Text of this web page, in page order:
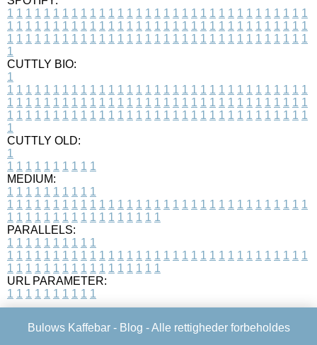
1 1 1 1 1 1 1 1 1 1 1 1 1 1 1 1 1 1 1 1 1 1 1 1 1 1 1 1 1 1 1 1 1
1 1 1 1 1 1 1 1 1 1 1 1 1 1 1 1 1 1 1 1 1 1 1 1 1 1 1 1 1 1 1 1 1
1 1 1 1 1 1 1 1 1 1 1 1 1 1 1 1 1 1 1 1 1 1 1 1 1 1 1 1 1 1 1 1 1
1
CUTTLY BIO:
1
1 1 1 1 1 1 1 1 1 1 1 1 1 1 1 1 1 1 1 1 1 1 1 1 1 1 1 1 1 1 1 1 1
1 1 1 1 1 1 1 1 1 1 1 1 1 1 1 1 1 1 1 1 1 1 1 1 1 1 1 1 1 1 1 1 1
1 1 1 1 1 1 1 1 1 1 1 1 1 1 1 1 1 1 1 1 1 1 1 1 1 1 1 1 1 1 1 1 1
1
CUTTLY OLD:
1
1 1 1 1 1 1 1 1 1 1
MEDIUM:
1 1 1 1 1 1 1 1 1 1
1 1 1 1 1 1 1 1 1 1 1 1 1 1 1 1 1 1 1 1 1 1 1 1 1 1 1 1 1 1 1 1 1
1 1 1 1 1 1 1 1 1 1 1 1 1 1 1 1 1
PARALLELS:
1 1 1 1 1 1 1 1 1 1
1 1 1 1 1 1 1 1 1 1 1 1 1 1 1 1 1 1 1 1 1 1 1 1 1 1 1 1 1 1 1 1 1
1 1 1 1 1 1 1 1 1 1 1 1 1 1 1 1 1
URL PARAMETER:
1 1 1 1 1 1 1 1 1 1
Bulows Kaffebar - Blog - Alle rettigheder forbeholdes